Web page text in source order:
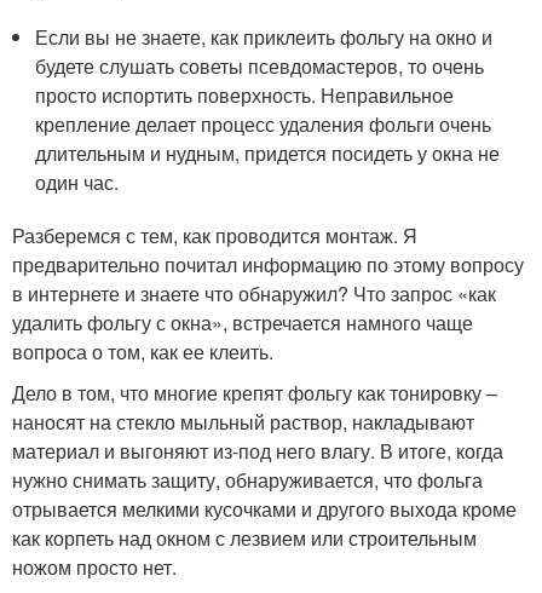
Если вы не знаете, как приклеить фольгу на окно и
будете слушать советы псевдомастеров, то очень
просто испортить поверхность. Неправильное
крепление делает процесс удаления фольги очень
длительным и нудным, придется посидеть у окна не
один час.
Разберемся с тем, как проводится монтаж. Я
предварительно почитал информацию по этому вопросу
в интернете и знаете что обнаружил? Что запрос «как
удалить фольгу с окна», встречается намного чаще
вопроса о том, как ее клеить.
Дело в том, что многие крепят фольгу как тонировку –
наносят на стекло мыльный раствор, накладывают
материал и выгоняют из-под него влагу. В итоге, когда
нужно снимать защиту, обнаруживается, что фольга
отрывается мелкими кусочками и другого выхода кроме
как корпеть над окном с лезвием или строительным
ножом просто нет.